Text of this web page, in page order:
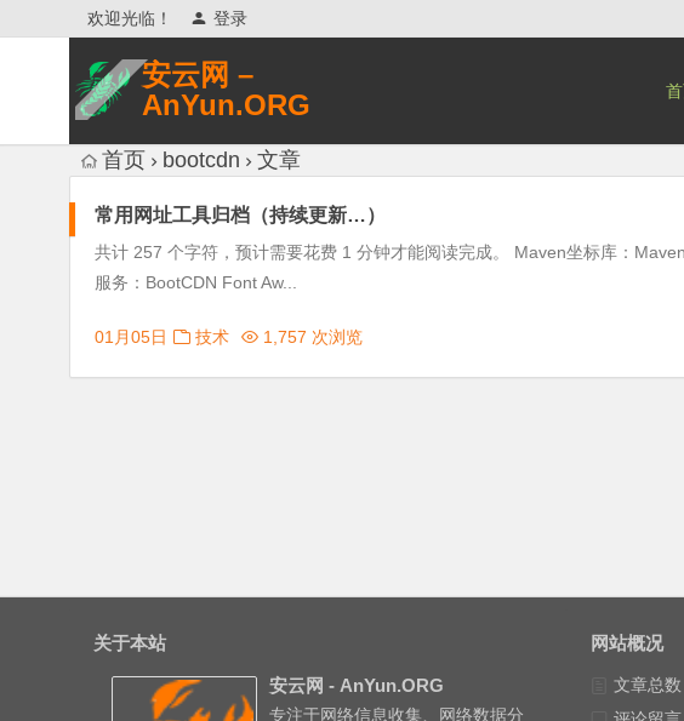
欢迎光临！ 登录
安云网 –
AnYun.ORG
网络安全研究、网络各种猎奇八卦。
首页 bootcdn 文章
常用网址工具归档（持续更新…）
共计 257 个字符，预计需要花费 1 分钟才能阅读完成。 Maven坐标库：
服务：BootCDN Font Aw...
01月05日 技术 1,757 次浏览
关于本站
安云网 - AnYun.ORG
专注于网络信息收集、网络数据分
网站概况
文章总数